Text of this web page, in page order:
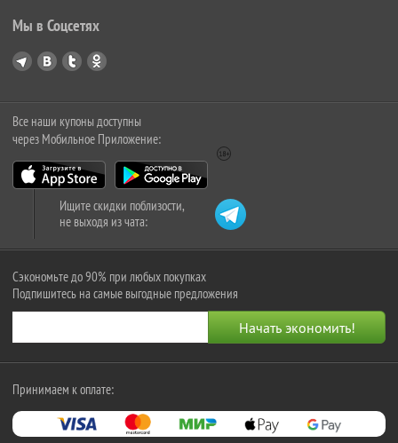
Мы в Соцсетях
Все наши купоны доступны
через Мобильное Приложение:
Ищите скидки поблизости,
не выходя из чата:
Сэкономьте до 90% при любых покупках
Подпишитесь на самые выгодные предложения
Принимаем к оплате: